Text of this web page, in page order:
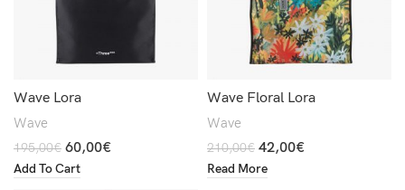
Wave Lora
Wave
195,00€ 60,00€
Add To Cart
Wave Floral Lora
Wave
210,00€ 42,00€
Read More